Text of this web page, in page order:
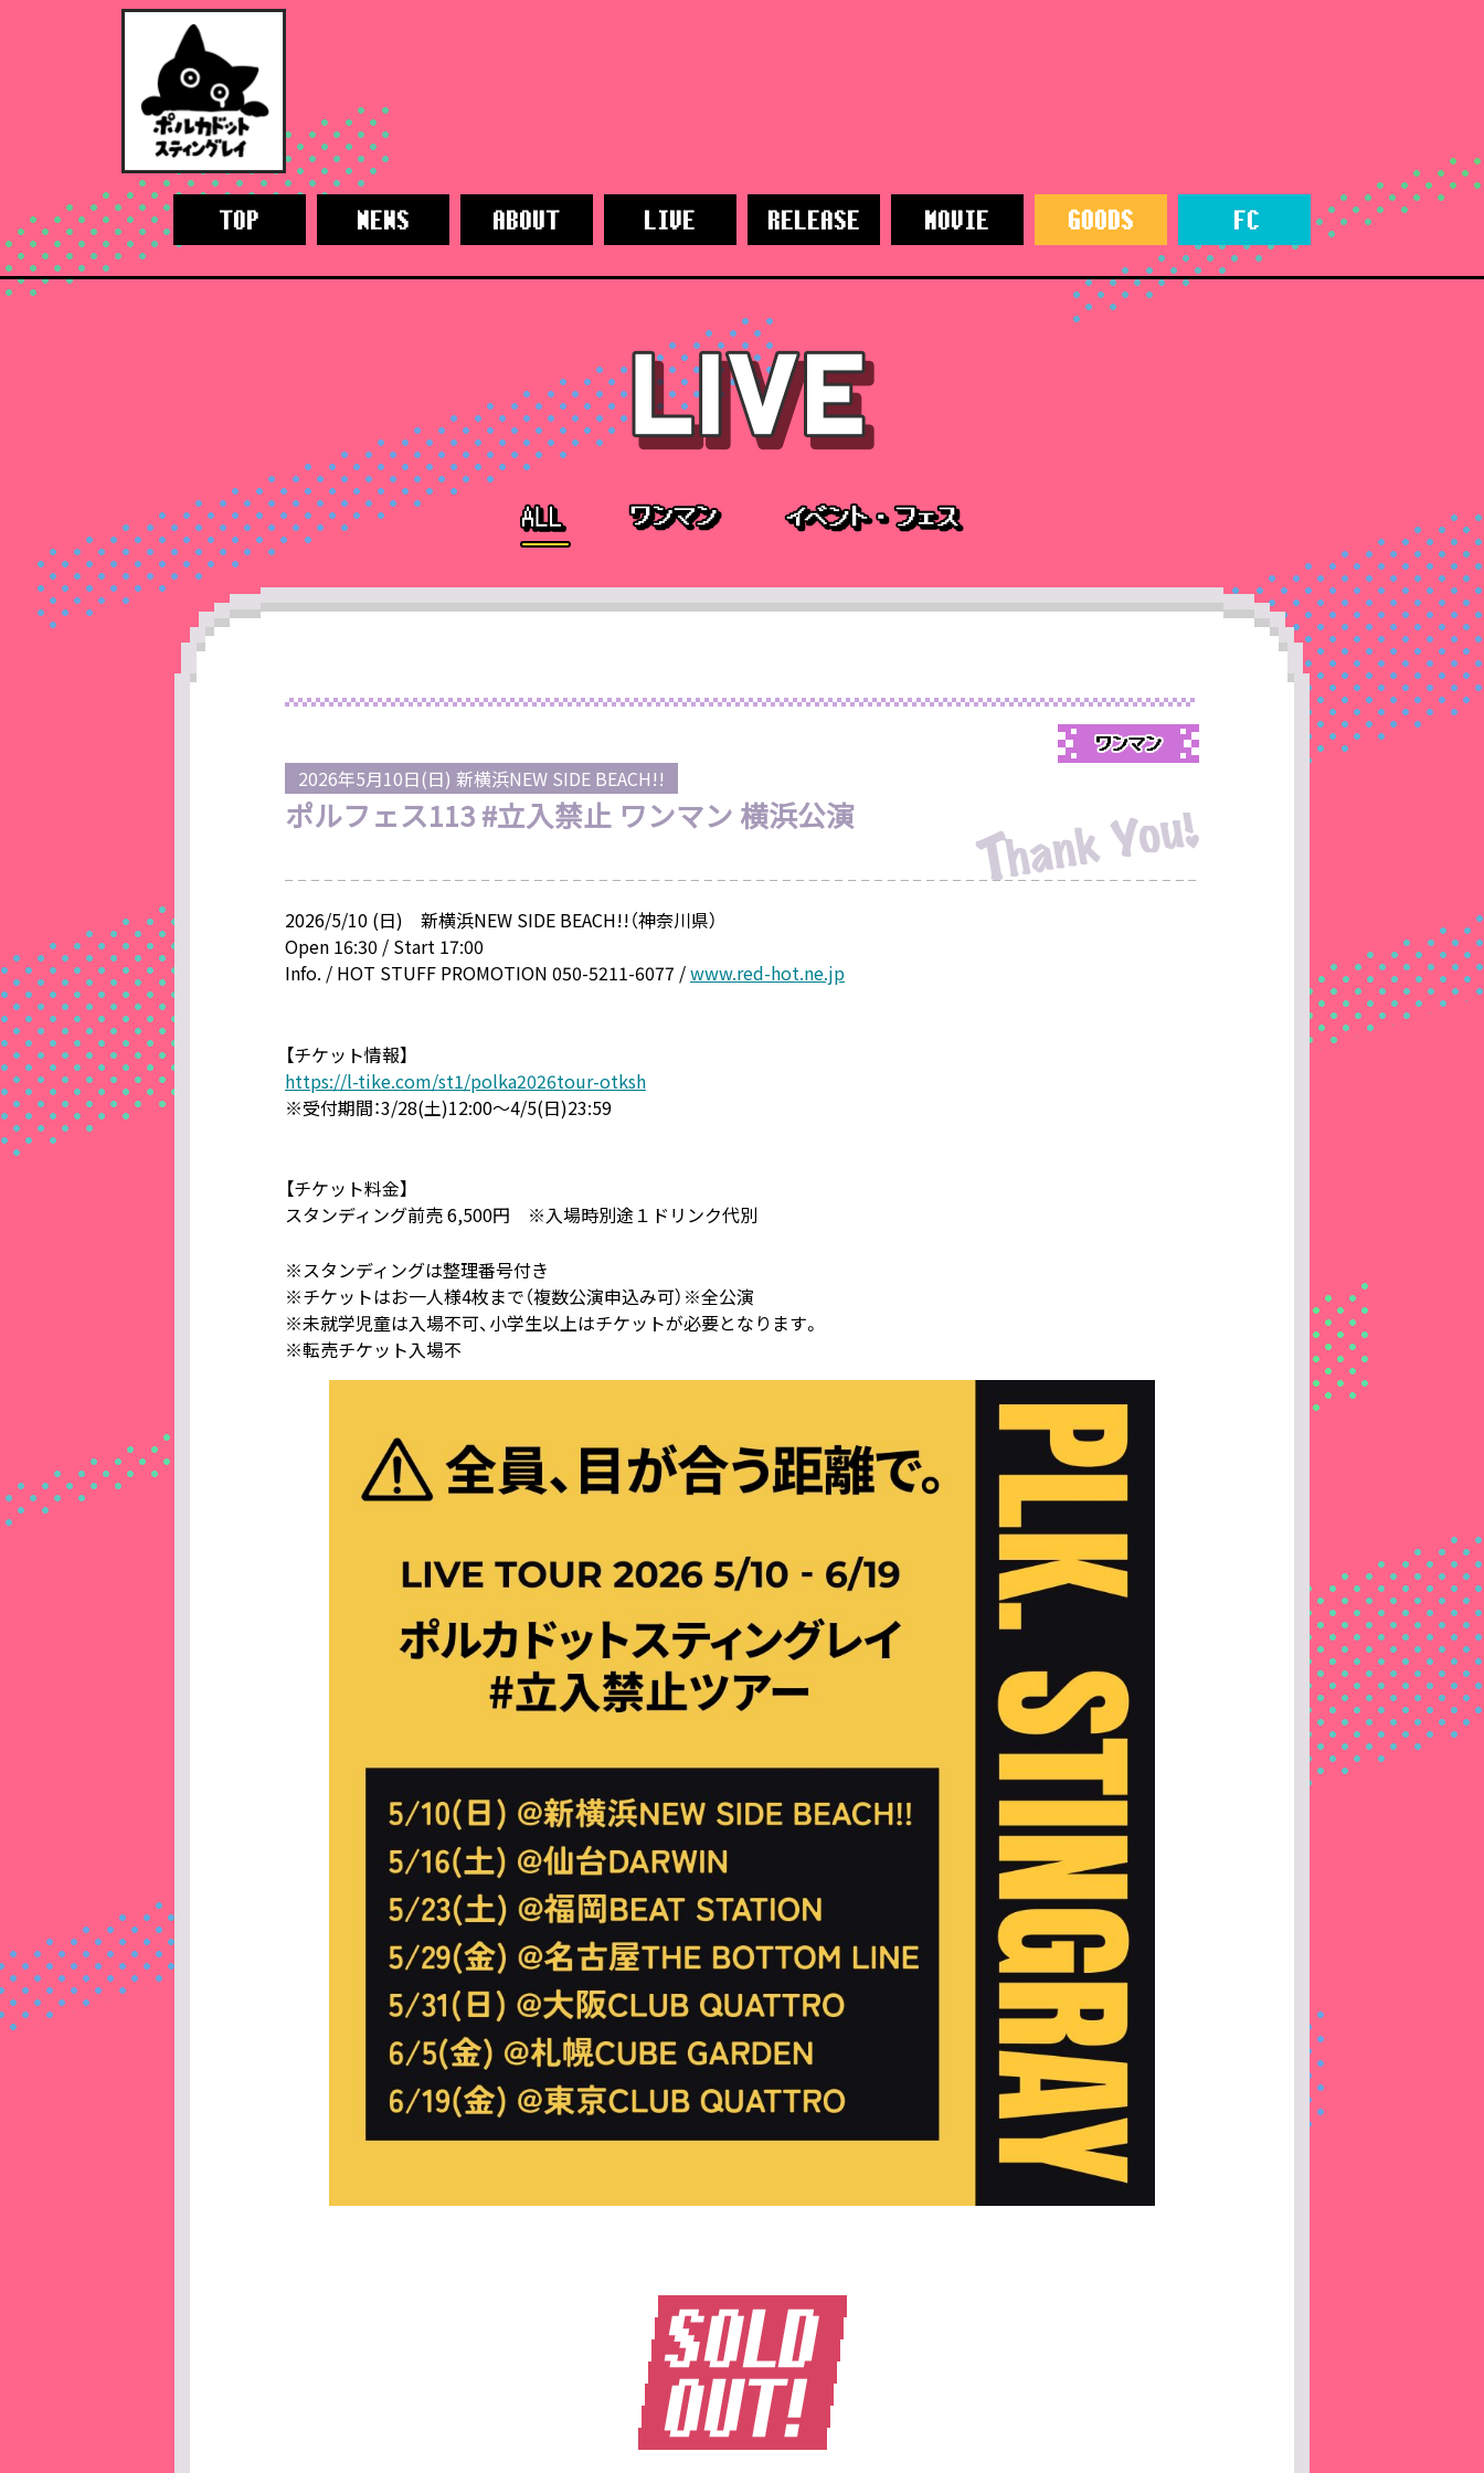
2026年5月10日(日) 新横浜NEW SIDE BEACH!!
ポルフェス113 #立入禁止 ワンマン 横浜公演
2026/5/10 (日) 新横浜NEW SIDE BEACH!!（神奈川県）
Open 16:30 / Start 17:00
Info. / HOT STUFF PROMOTION 050-5211-6077 /www.red-hot.ne.jp
【チケット情報】
https://l-tike.com/st1/polka2026tour-otksh
※受付期間：3/28(土)12:00〜4/5(日)23:59
【チケット料金】
スタンディング前売 6,500円 ※入場時別途１ドリンク代別
※スタンディングは整理番号付き
※チケットはお一人様4枚まで（複数公演申込み可）※全公演
※未就学児童は入場不可、小学生以上はチケットが必要となります。
※転売チケット入場不